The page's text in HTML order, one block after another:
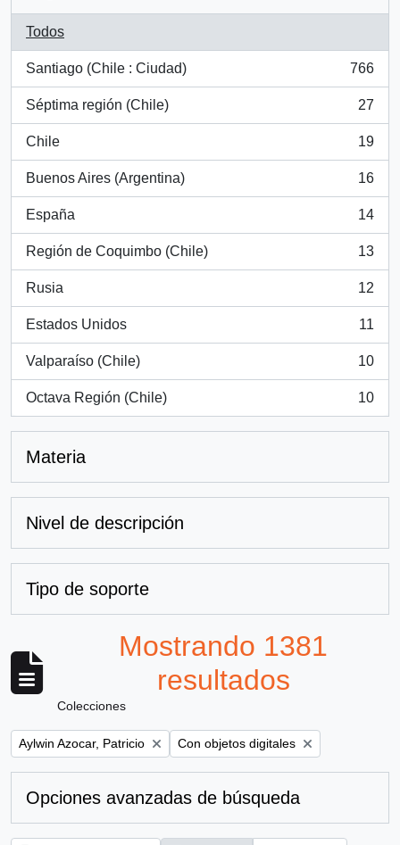
Todos
Santiago (Chile : Ciudad)
, 766 resultados
766
Séptima región (Chile)
, 27 resultados
27
Chile
, 19 resultados
19
Buenos Aires (Argentina)
, 16 resultados
16
España
, 14 resultados
14
Región de Coquimbo (Chile)
, 13 resultados
13
Rusia
, 12 resultados
12
Estados Unidos
, 11 resultados
11
Valparaíso (Chile)
, 10 resultados
10
Octava Región (Chile)
, 10 resultados
10
Materia
Nivel de descripción
Tipo de soporte
Mostrando 1381
resultados
Colecciones
Remove filter:
Aylwin Azocar, Patricio Remove filter:
Con objetos digitales
Opciones avanzadas de búsqueda